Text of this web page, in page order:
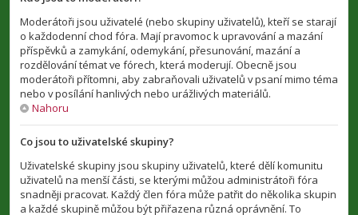
Moderátoři jsou uživatelé (nebo skupiny uživatelů), kteří se starají
o každodenní chod fóra. Mají pravomoc k upravování a mazání
příspěvků a zamykání, odemykání, přesunování, mazání a
rozdělování témat ve fórech, která moderují. Obecně jsou
moderátoři přítomni, aby zabraňovali uživatelů v psaní mimo téma
nebo v posílání hanlivých nebo urážlivých materiálů.
Nahoru
Co jsou to uživatelské skupiny?
Uživatelské skupiny jsou skupiny uživatelů, které dělí komunitu
uživatelů na menší části, se kterými můžou administrátoři fóra
snadněji pracovat. Každý člen fóra může patřit do několika skupin
a každé skupině můžou být přiřazena různá oprávnění. To